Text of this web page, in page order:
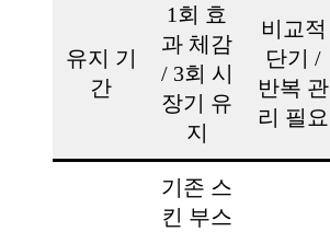
유지 기
간
1회 효
과 체감
/ 3회 시
장기 유
지
비교적
단기 /
반복 관
리 필요
기존 스
킨 부스